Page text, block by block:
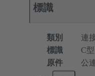
標識
類別
連
標識
C型
原件
公